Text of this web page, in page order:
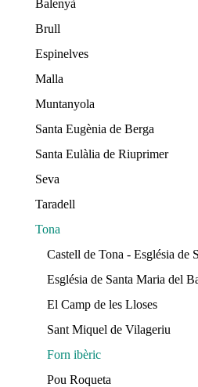
Balenyà
Brull
Espinelves
Malla
Muntanyola
Santa Eugènia de Berga
Santa Eulàlia de Riuprimer
Seva
Taradell
Tona
Castell de Tona - Església de
Església de Santa Maria del
El Camp de les Lloses
Sant Miquel de Vilageriu
Forn ibèric
Pou Roqueta